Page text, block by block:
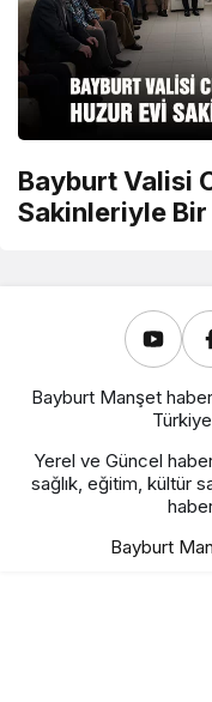
Bayburt Valisi
Sakinleriyle
Bayburt Manşet
Yerel ve Güncel
sağlık, eğitim, kültür
Bayburt